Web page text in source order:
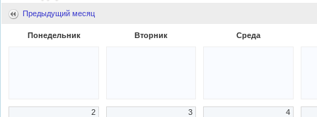
Предыдущий месяц
Понедельник Вторник Среда
2 3 4